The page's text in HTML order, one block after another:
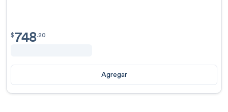
$748.20
$748.20
Agregar